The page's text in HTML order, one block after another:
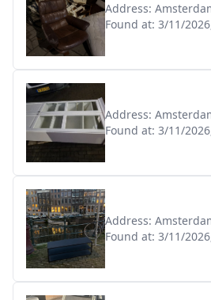
Address:
Found at: 3/11/
Address:
Found at: 3/11/
Address:
Found at: 3/11/